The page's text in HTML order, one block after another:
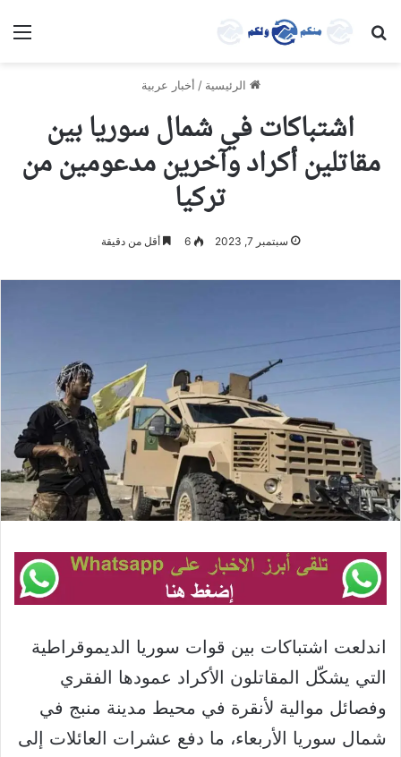
بحث عن
الرئيسية / أخبار عربية
اشتباكات في شمال سوريا بين
مقاتلين أكراد وآخرين مدعومين من
تركيا
سبتمبر 7, 2023 6 أقل من دقيقة
اندلعت اشتباكات بين قوات سوريا الديموقراطية
التي يشكّل المقاتلون الأكراد عمودها الفقري
وفصائل موالية لأنقرة في محيط مدينة منبج في
شمال سوريا الأربعاء، ما دفع عشرات العائلات إلى